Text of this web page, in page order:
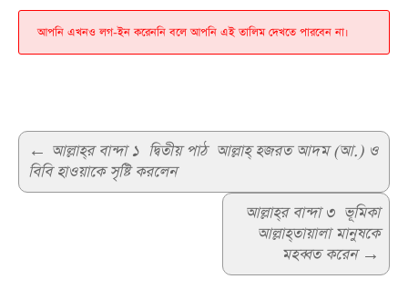
আপনি এখনও লগ-ইন করেননি বলে আপনি এই তালিম দেখতে পারবেন না।
Post
navigation
← আল্লাহ্‌র বান্দা ১ দ্বিতীয় পাঠ আল্লাহ্‌ হজরত আদম (আ.) ও
বিবি হাওয়াকে সৃষ্টি করলেন
আল্লাহ্‌র বান্দা ৩ ভূমিকা
আল্লাহ্‌তায়ালা মানুষকে
মহব্বত করেন →